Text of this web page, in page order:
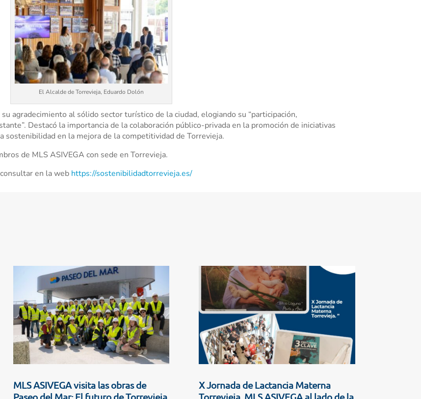
El Alcalde de Torrevieja, Eduardo Dolón
agradecimiento al sólido sector turístico de la ciudad, elogiando su “participación,
Destacó la importancia de la colaboración público-privada en la promoción de iniciativas
en la mejora de la competitividad de Torrevieja.
de MLS ASIVEGA con sede en Torrevieja.
en la web https://sostenibilidadtorrevieja.es/
MLS ASIVEGA visita las obras de
Paseo del Mar: El futuro de Torrevieja
X Jornada de Lactancia Materna
Torrevieja. MLS ASIVEGA al lado de la